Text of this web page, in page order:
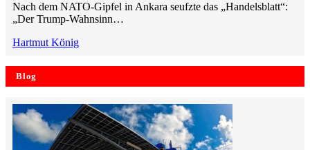
Nach dem NATO-Gipfel in Ankara seufzte das „Handelsblatt“:
„Der Trump-Wahnsinn…
Hartmut König
Blog